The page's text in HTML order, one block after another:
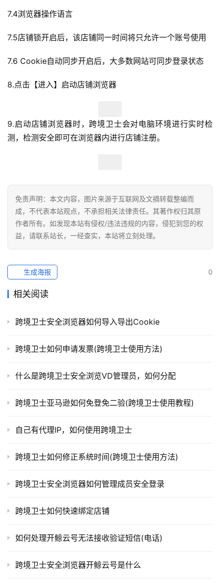
航
7.4浏览器操作语言
7.5店铺锁开启后，该店铺同一时间将只允许一个账号使用
7.6 Cookie自动同步开启后，大多数网站可同步登录状态
8.点击【进入】启动店铺浏览器
9.启动店铺浏览器时，跨境卫士会对电脑环境进行实时检
测，检测安全即可在浏览器内进行店铺注册。
免责声明：本文内容，图片来源于互联网及文摘转载整编而
成，不代表本站观点，不承担相关法律责任。其著作权归其原
作者所有。如发现本站有侵权/违法违规的内容，侵犯到您的权
益，请联系站长，一经查实，本站将立刻处理。
0
生成海报
相关阅读
跨境卫士安全浏览器如何导入导出Cookie
跨境卫士如何申请发票(跨境卫士使用方法)
什么是跨境卫士安全浏览VD管理员，如何分配
跨境卫士亚马逊如何免登免二验(跨境卫士使用教程)
自己有代理IP，如何使用跨境卫士
跨境卫士如何修正系统时间(跨境卫士使用方法)
跨境卫士安全浏览器如何管理成员安全登录
跨境卫士如何快速绑定店铺
如何处理开鲸云号无法接收验证短信(电话)
跨境卫士安全浏览器开鲸云号是什么